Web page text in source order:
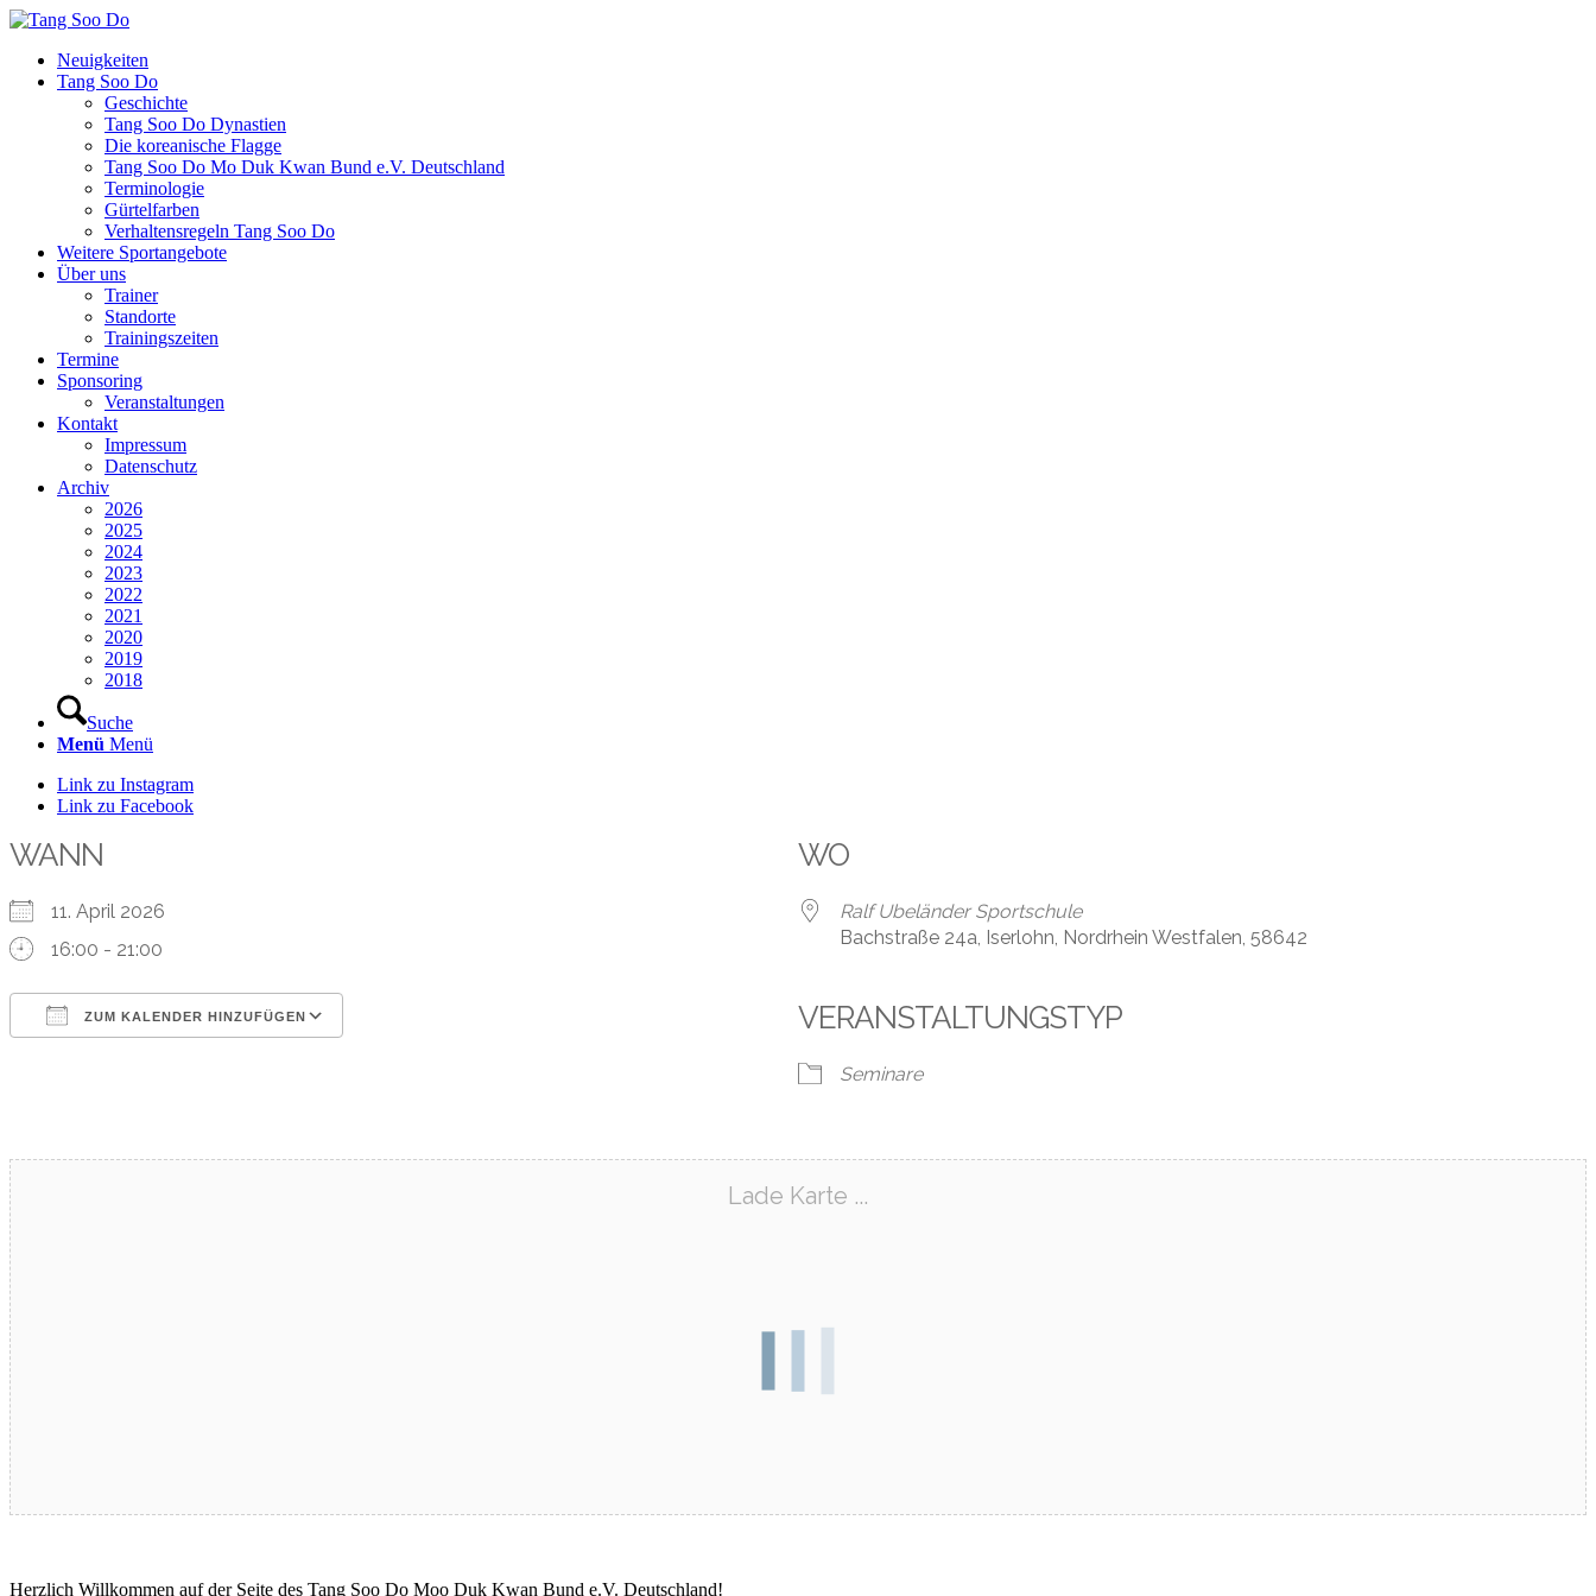
Neuigkeiten
Tang Soo Do
Geschichte
Tang Soo Do Dynastien
Die koreanische Flagge
Tang Soo Do Mo Duk Kwan Bund e.V. Deutschland
Terminologie
Gürtelfarben
Verhaltensregeln Tang Soo Do
Weitere Sportangebote
Über uns
Trainer
Standorte
Trainingszeiten
Termine
Sponsoring
Veranstaltungen
Kontakt
Impressum
Datenschutz
Archiv
2026
2025
2024
2023
2022
2021
2020
2019
2018
Suche
Menü Menü
Link zu Instagram
Link zu Facebook
WANN
11. April 2026
16:00 - 21:00
ZUM KALENDER HINZUFÜGEN
WO
Ralf Ubeländer Sportschule
Bachstraße 24a, Iserlohn, Nordrhein Westfalen, 58642
VERANSTALTUNGSTYP
Seminare
Lade Karte ...
Herzlich Willkommen auf der Seite des Tang Soo Do Moo Duk Kwan Bund e.V. Deutschland!